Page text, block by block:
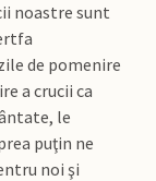
noastre sunt
de pomenire
a crucii ca
le
puţin ne
noi şi